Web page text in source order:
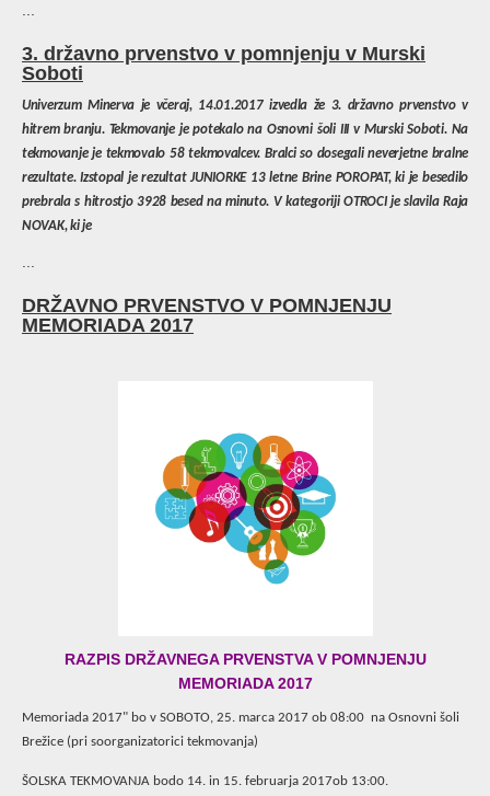
...
3. državno prvenstvo v pomnjenju v Murski
Soboti
Univerzum Minerva je včeraj, 14.01.2017 izvedla že 3. državno prvenstvo v
hitrem branju. Tekmovanje je potekalo na Osnovni šoli III v Murski Soboti. Na
tekmovanje je tekmovalo 58 tekmovalcev. Bralci so dosegali neverjetne bralne
rezultate. Izstopal je rezultat JUNIORKE 13 letne Brine POROPAT, ki je besedilo
prebrala s hitrostjo 3928 besed na minuto. V kategoriji OTROCI je slavila Raja
NOVAK, ki je
...
DRŽAVNO PRVENSTVO V POMNJENJU
MEMORIADA 2017
RAZPIS DRŽAVNEGA PRVENSTVA V POMNJENJU
MEMORIADA 2017
Memoriada 2017" bo v SOBOTO, 25. marca 2017 ob 08:00 na Osnovni šoli
Brežice (pri soorganizatorici tekmovanja)
ŠOLSKA TEKMOVANJA bodo 14. in 15. februarja 2017ob 13:00.